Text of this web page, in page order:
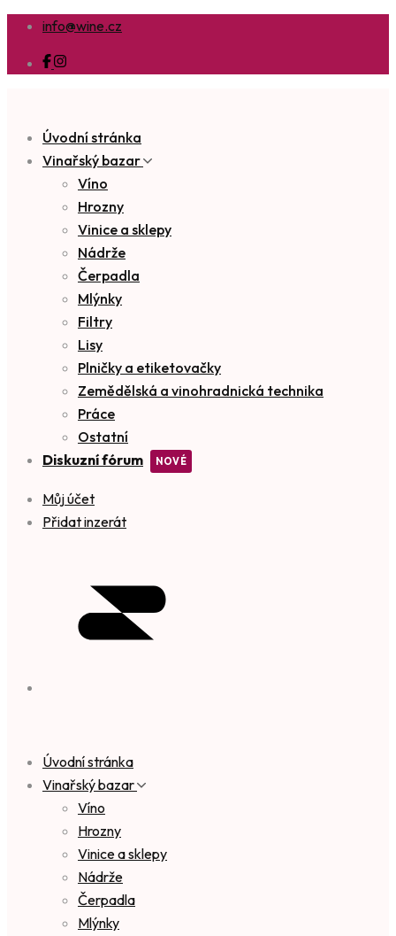
info@wine.cz
Úvodní stránka
Vinařský bazar
Víno
Hrozny
Vinice a sklepy
Nádrže
Čerpadla
Mlýnky
Filtry
Lisy
Plničky a etiketovačky
Zemědělská a vinohradnická technika
Práce
Ostatní
Diskuzní fórum
Můj účet
Přidat inzerát
Úvodní stránka
Vinařský bazar
Víno
Hrozny
Vinice a sklepy
Nádrže
Čerpadla
Mlýnky